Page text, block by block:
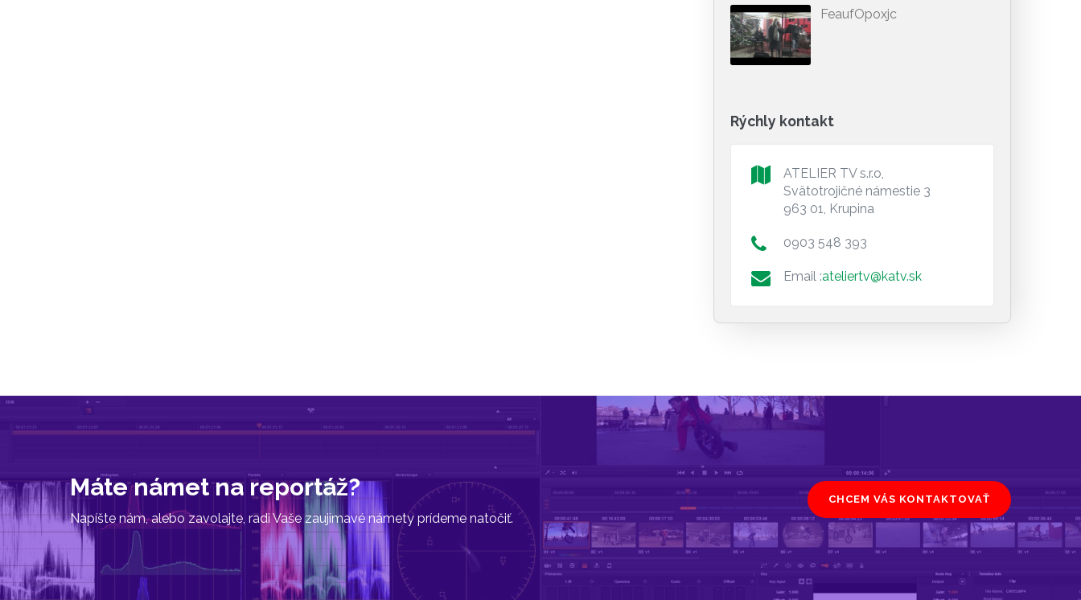
FeaufOpoxjc
Rýchly kontakt
ATELIER TV s.r.o,
Svätotrojičné námestie 3
963 01, Krupina
0903 548 393
Email :ateliertv@katv.sk
Máte námet na reportáž?
Napíšte nám, alebo zavolajte, radi Vaše zaujímavé námety prídeme natočiť.
CHCEM VÁS KONTAKTOVAŤ